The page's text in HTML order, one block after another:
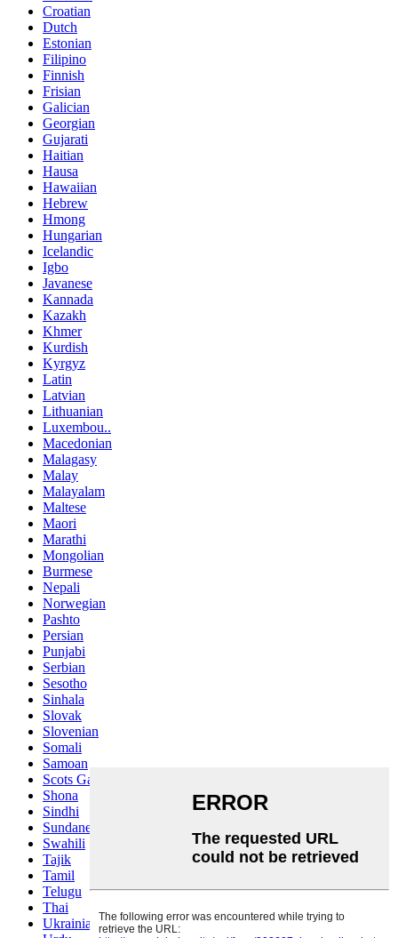
Croatian
Dutch
Estonian
Filipino
Finnish
Frisian
Galician
Georgian
Gujarati
Haitian
Hausa
Hawaiian
Hebrew
Hmong
Hungarian
Icelandic
Igbo
Javanese
Kannada
Kazakh
Khmer
Kurdish
Kyrgyz
Latin
Latvian
Lithuanian
Luxembou..
Macedonian
Malagasy
Malay
Malayalam
Maltese
Maori
Marathi
Mongolian
Burmese
Nepali
Norwegian
Pashto
Persian
Punjabi
Serbian
Sesotho
Sinhala
Slovak
Slovenian
Somali
Samoan
Scots Gaelic
Shona
Sindhi
Sundanese
Swahili
Tajik
Tamil
Telugu
Thai
Ukrainian